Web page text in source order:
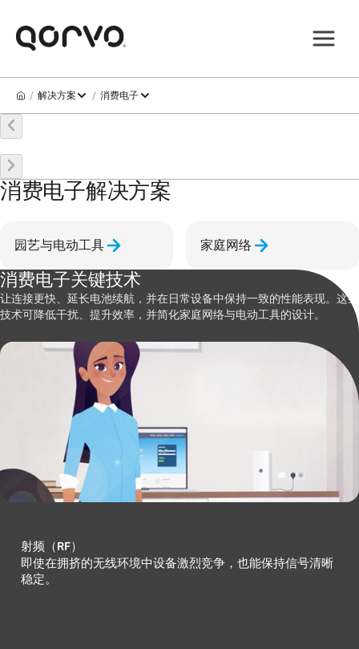
/ 解决方案 / 消费电子
消费电子解决方案
园艺与电动工具 家庭网络
消费电子关键技术
让连接更快、延长电池续航，并在日常设备中保持一致的性能表现。这些
技术可降低干扰、提升效率，并简化家庭网络与电动工具的设计。
射频（RF）
即使在拥挤的无线环境中设备激烈竞争，也能保持信号清晰
稳定。